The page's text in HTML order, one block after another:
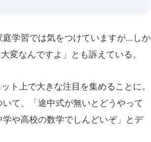
学習では気をつけていますが...しか
変なんですよ」とも訴えている。
ト上で大きな注目を集めることに。
て、「途中式が無いとどうやって
や高校の数学でしんどいぞ」とデ